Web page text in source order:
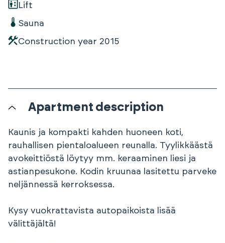
Lift
Sauna
Construction year 2015
Apartment description
Kaunis ja kompakti kahden huoneen koti,
rauhallisen pientaloalueen reunalla. Tyylikkäästä
avokeittiöstä löytyy mm. keraaminen liesi ja
astianpesukone. Kodin kruunaa lasitettu parveke
neljännessä kerroksessa.
Kysy vuokrattavista autopaikoista lisää
välittäjältä!